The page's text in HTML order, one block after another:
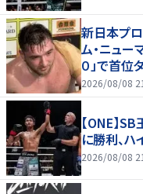
新日本プロ
ム・ニュー
０」で首位
2026/08/08
【ONE】
に勝利、
2026/08/08